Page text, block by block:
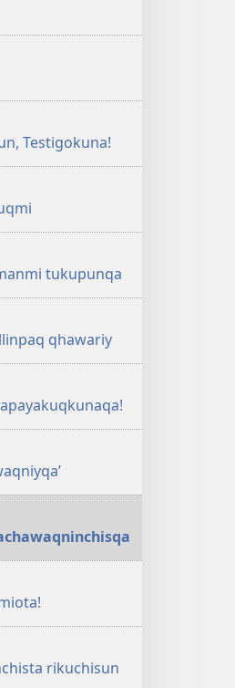
Testigokuna!
tukupunqa
qhawariy
rikuchisun